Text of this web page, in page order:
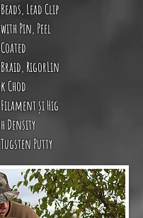
Beads, Lead Clip
with Pin,Peel
Coated
Braid,RigorLin
k Chod
FilamentșiHig
h Density
Tugsten Putty